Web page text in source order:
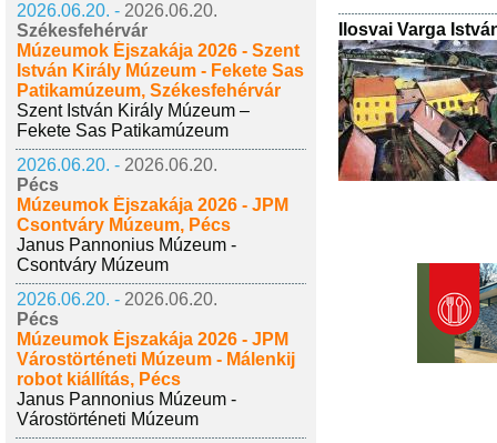
2026.06.20. - 2026.06.20.
Székesfehérvár
Múzeumok Éjszakája 2026 - Szent
István Király Múzeum - Fekete Sas
Patikamúzeum, Székesfehérvár
Szent István Király Múzeum –
Fekete Sas Patikamúzeum
2026.06.20. - 2026.06.20.
Pécs
Múzeumok Éjszakája 2026 - JPM
Csontváry Múzeum, Pécs
Janus Pannonius Múzeum -
Csontváry Múzeum
2026.06.20. - 2026.06.20.
Pécs
Múzeumok Éjszakája 2026 - JPM
Várostörténeti Múzeum - Málenkij
robot kiállítás, Pécs
Janus Pannonius Múzeum -
Várostörténeti Múzeum
Ilosvai Varga